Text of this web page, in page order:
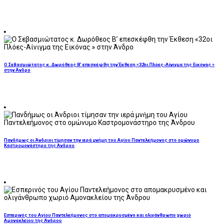
Ο Σεβασμιώτατος κ. Δωρόθεος Β’ επεσκέφθη την Έκθεση «32οι Πλόες-Αίνιγμα της Εικόνας »
στην Άνδρο
Πανδήμως οι Άνδριοι τίμησαν την ιερά μνἠμη του Αγίου Παντελεήμονος στο ομώνυμο
Καστρομονάστηρο της Άνδρου
Εσπερινός του Αγίου Παντελεήμονος στο απομακρυσμένο και ολιγάνθρωπο χωριό
Αμονακλείου της Άνδρου